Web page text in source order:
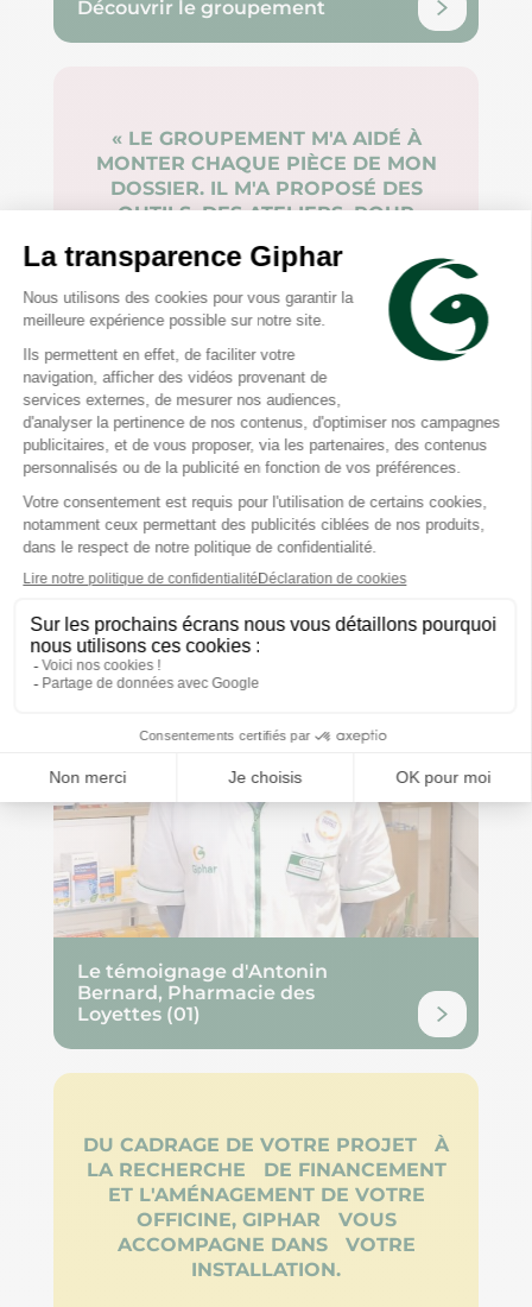
Découvrir le groupement
« LE GROUPEMENT M'A AIDÉ À
MONTER CHAQUE PIÈCE DE MON
DOSSIER. IL M'A PROPOSÉ DES
OUTILS, DES ATELIERS, POUR
ÉCLAIRÉ. LE SÉMINAIRE
INSTALLATION M'A PERMIS
D'APPRÉHENDER LA
MANAGEMENT, INDISPENSABLES A
MA PRATIQUE AUJOURD'HUI.»
CHARLES-ANTOINE, PHARMACIE DU
PARC DE BÉCON (92)
Le témoignage d'Antonin
Bernard, Pharmacie des
Loyettes (01)
DU CADRAGE DE VOTRE PROJET À
LA RECHERCHE DE FINANCEMENT
ET L'AMÉNAGEMENT DE VOTRE
OFFICINE, GIPHAR VOUS
ACCOMPAGNE DANS VOTRE
INSTALLATION.